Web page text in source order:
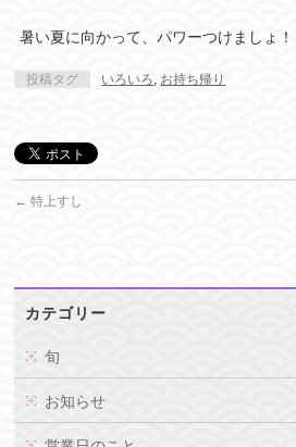
暑い夏に向かって、パワーつけましょ！
投稿タグ いろいろ, お持ち帰り
← 特上すし
カテゴリー
旬
お知らせ